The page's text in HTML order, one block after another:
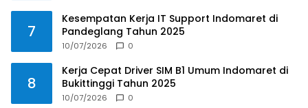
7
Kesempatan Kerja IT Support Indomaret di
Pandeglang Tahun 2025
10/07/2026 0
8
Kerja Cepat Driver SIM B1 Umum Indomaret di
Bukittinggi Tahun 2025
10/07/2026 0